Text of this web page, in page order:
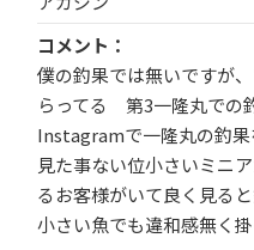
コメント
僕の釣果では無いですが
らってる 第3一隆丸での
Instagramで一隆丸の釣果
見た事ない位小さいミニ
るお客様がいて良く見る
小さい魚でも違和感無く